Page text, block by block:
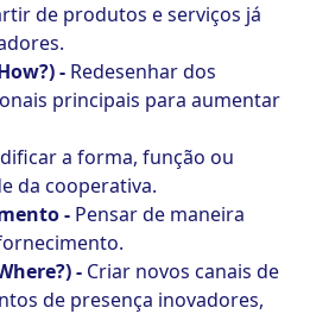
de produtos e serviços já
- Redesenhar dos
principais para aumentar
a forma, função ou
da cooperativa.
- Pensar de maneira
- Criar novos canais de
de presença inovadores,